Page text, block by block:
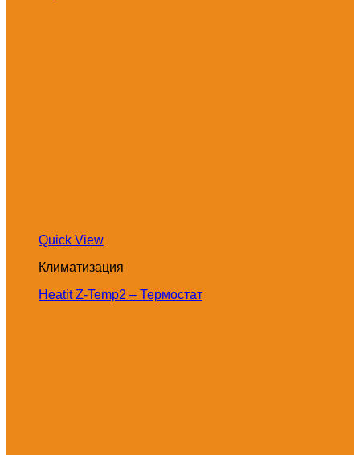
Quick View
Климатизация
Heatit Z-Temp2 – Термостат